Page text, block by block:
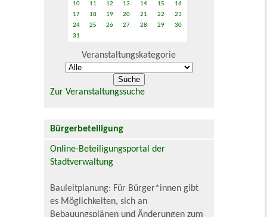
10
11 12 13 14 15
16
17
18 19 20 21 22
23
24
25 26 27 28 29
30
31
Veranstaltungskategorie
Zur Veranstaltungssuche
Bürgerbeteiligung
Online-Beteiligungsportal der
Stadtverwaltung
Bauleitplanung: Für Bürger*innen gibt
es Möglichkeiten, sich an
Bebauungsplänen und Änderungen zum